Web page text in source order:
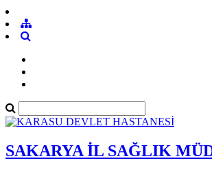
SAKARYA İL SAĞLIK